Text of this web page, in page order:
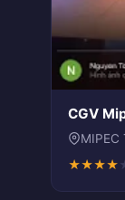
CGV
★★★★